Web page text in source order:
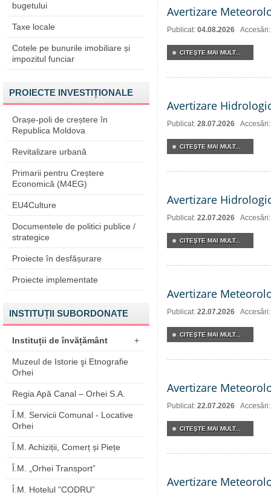
bugetului
Taxe locale
Cotele pe bunurile imobiliare și
impozitul funciar
PROIECTE INVESTIȚIONALE
Orașe-poli de creștere în
Republica Moldova
Revitalizare urbană
Primarii pentru Creștere
Economică (M4EG)
EU4Culture
Documentele de politici publice /
strategice
Proiecte în desfășurare
Proiecte implementate
INSTITUȚII SUBORDONATE
Instituții de învățământ +
Muzeul de Istorie şi Etnografie
Orhei
Regia Apă Canal – Orhei S.A.
Î.M. Servicii Comunal - Locative
Orhei
Î.M. Achiziții, Comerț și Piețe
Î.M. „Orhei Transport”
Î.M. Hotelul ”CODRU”
Avertizare
Publicat: 04.08.2026
CITEŞTE MAI MULT...
Avertizare
Publicat: 28.07.2026
CITEŞTE MAI MULT...
Avertizare
Publicat: 22.07.2026
CITEŞTE MAI MULT...
Avertizare
Publicat: 22.07.2026
CITEŞTE MAI MULT...
Avertizare
Publicat: 22.07.2026
CITEŞTE MAI MULT...
Avertizare